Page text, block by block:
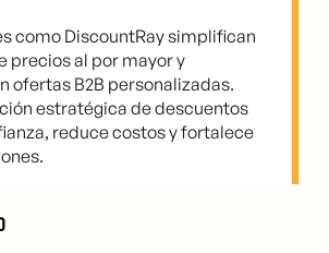
como DiscountRay simplifican
precios al por mayor y
ofertas B2B personalizadas.
estratégica de descuentos
reduce costos y fortalece